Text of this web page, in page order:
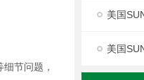
美国
美国
节问题，